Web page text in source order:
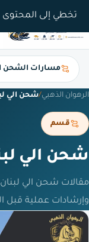
تخطي إلى المحتوى
مسارات الشحن
الرهوان الذهبي/شحن الي
قسم
شحن الي
مقالات شحن الي
وإرشادات عملية قبل